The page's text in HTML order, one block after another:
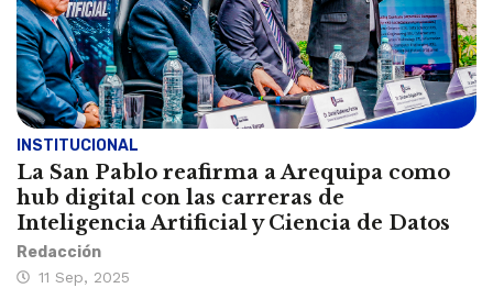
INSTITUCIONAL
La San Pablo reafirma a Arequipa como
hub digital con las carreras de
Inteligencia Artificial y Ciencia de Datos
Redacción
11 Sep, 2025